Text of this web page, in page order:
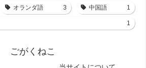
オランダ語 3 中国語 1
1
ごがくねこ